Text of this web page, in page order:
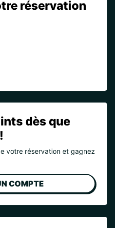
réservation
dès que
votre réservation et gagnez
COMPTE